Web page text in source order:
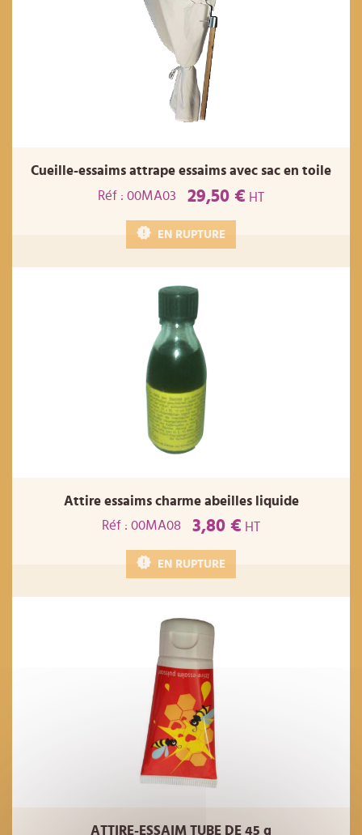
Cueille-essaims attrape essaims avec sac en toile
Réf : 00MA03
29,50 € HT
EN RUPTURE
Attire essaims charme abeilles liquide
Réf : 00MA08
3,80 € HT
EN RUPTURE
ATTIRE-ESSAIM TUBE DE 45 g